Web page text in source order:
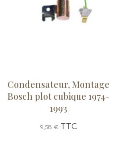
Condensateur, Montage
Bosch plot cubique 1974-
1993
9,58 € TTC